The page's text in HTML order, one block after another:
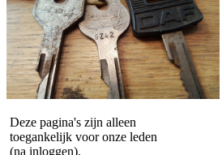
Deze pagina's zijn alleen
toegankelijk voor onze leden
(na inloggen).